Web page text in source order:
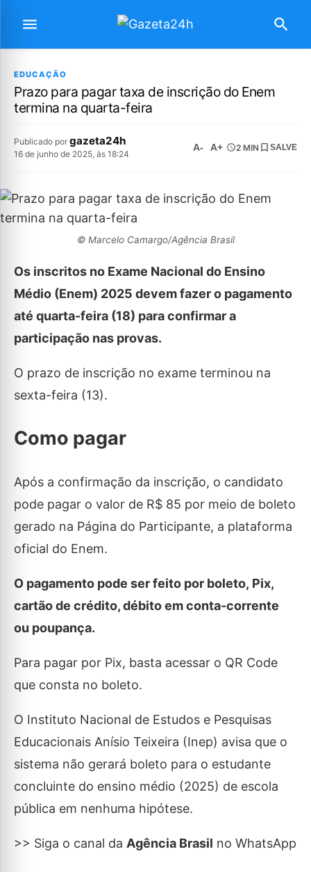
EDUCAÇÃO
Prazo para pagar taxa de inscrição do Enem
termina na quarta-feira
Publicado por gazeta24h
16 de junho de 2025, às 18:24
A- A+ 2 MIN SALVE
© Marcelo Camargo/Agência Brasil
Os inscritos no Exame Nacional do Ensino
Médio (Enem) 2025 devem fazer o pagamento
até quarta-feira (18) para confirmar a
participação nas provas.
O prazo de inscrição no exame terminou na
sexta-feira (13).
Como pagar
Após a confirmação da inscrição, o candidato
pode pagar o valor de R$ 85 por meio de boleto
gerado na Página do Participante, a plataforma
oficial do Enem.
O pagamento pode ser feito por boleto, Pix,
cartão de crédito, débito em conta-corrente
ou poupança.
Para pagar por Pix, basta acessar o QR Code
que consta no boleto.
O Instituto Nacional de Estudos e Pesquisas
Educacionais Anísio Teixeira (Inep) avisa que o
sistema não gerará boleto para o estudante
concluinte do ensino médio (2025) de escola
pública em nenhuma hipótese.
>> Siga o canal da Agência Brasil no WhatsApp